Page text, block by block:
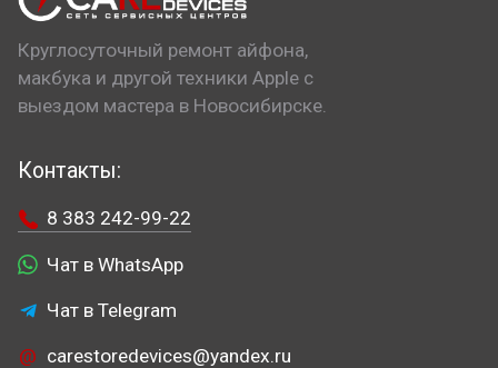
Круглосуточный ремонт айфона,
макбука и другой техники Apple с
выездом мастера в Новосибирске.
Контакты:
8 383 242-99-22
Чат в WhatsApp
Чат в Telegram
carestoredevices@yandex.ru